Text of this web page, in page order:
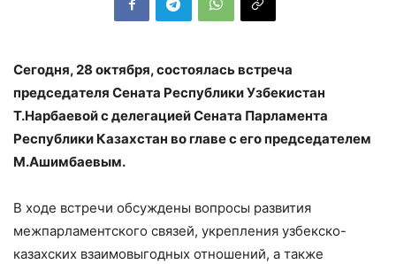
Сегодня, 28 октября, состоялась встреча
председателя Сената Республики Узбекистан
Т.Нарбаевой с делегацией Сената Парламента
Республики Казахстан во главе с его председателем
М.Ашимбаевым.
В ходе встречи обсуждены вопросы развития
межпарламентского связей, укрепления узбекско-
казахских взаимовыгодных отношений, а также